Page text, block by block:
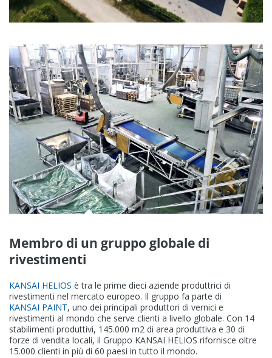
Membro di un gruppo globale di
rivestimenti
KANSAI HELIOS è tra le prime dieci aziende produttrici di
rivestimenti nel mercato europeo. Il gruppo fa parte di
KANSAI PAINT, uno dei principali produttori di vernici e
rivestimenti al mondo che serve clienti a livello globale. Con 14
stabilimenti produttivi, 145.000 m2 di area produttiva e 30 di
forze di vendita locali, il Gruppo KANSAI HELIOS rifornisce oltre
15.000 clienti in più di 60 paesi in tutto il mondo.